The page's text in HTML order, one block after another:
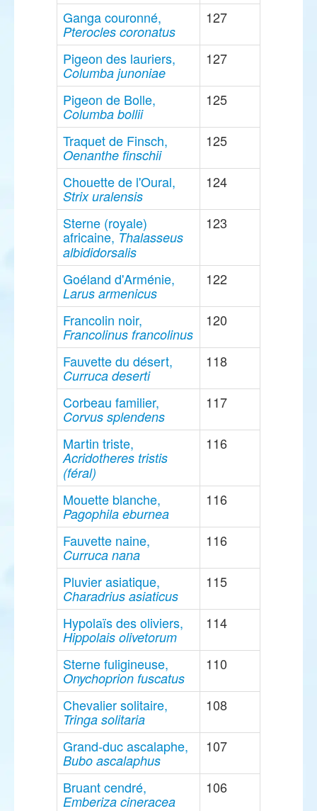
Ganga couronné,
Pterocles coronatus
127
Pigeon des lauriers,
Columba junoniae
127
Pigeon de Bolle,
Columba bollii
125
Traquet de Finsch,
Oenanthe finschii
125
Chouette de l'Oural,
Strix uralensis
124
Sterne (royale)
africaine, Thalasseus
albididorsalis
123
Goéland d'Arménie,
Larus armenicus
122
Francolin noir,
Francolinus francolinus
120
Fauvette du désert,
Curruca deserti
118
Corbeau familier,
Corvus splendens
117
Martin triste,
Acridotheres tristis
(féral)
116
Mouette blanche,
Pagophila eburnea
116
Fauvette naine,
Curruca nana
116
Pluvier asiatique,
Charadrius asiaticus
115
Hypolaïs des oliviers,
Hippolais olivetorum
114
Sterne fuligineuse,
Onychoprion fuscatus
110
Chevalier solitaire,
Tringa solitaria
108
Grand-duc ascalaphe,
Bubo ascalaphus
107
Bruant cendré,
Emberiza cineracea
106